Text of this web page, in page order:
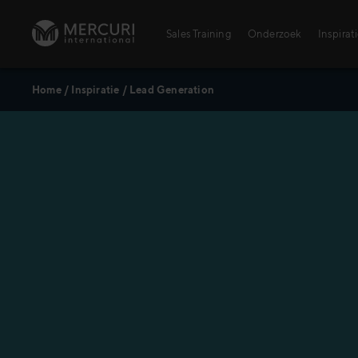
Sales Training
Sales Training
Onderzoek
Home/ Inspiratie / Lead Generation